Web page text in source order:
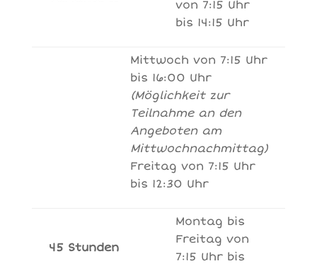
von 7:15 Uhr
bis 14:15 Uhr
Mittwoch von 7:15 Uhr
bis 16:00 Uhr
(Möglichkeit zur
Teilnahme an den
Angeboten am
Mittwochnachmittag)
Freitag von 7:15 Uhr
bis 12:30 Uhr
45 Stunden
Montag bis
Freitag von
7:15 Uhr bis